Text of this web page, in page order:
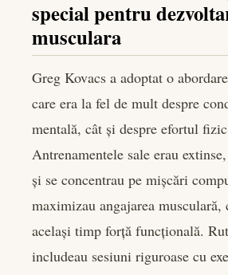
special pentru
musculara
Greg Kovacs a adoptat o
care era la fel de mult despre
mentală, cât și despre efortul
Antrenamentele sale erau
și se concentrau pe mișcări
maximizau angajarea
același timp forță funcțională.
includeau sesiuni riguroase cu